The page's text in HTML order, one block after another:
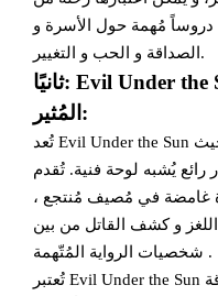
دروساً مُهمة حول الأسرة و
الصداقة و الحب و التغيير.
ثانيًا: Evil Under the Sun: لغز أغاثا كريستي
المُثير:
تُعد Evil Under the Sun من أهم روايات أغاثا كريستي ، حيث
يُشبه لوحة فنية. تُقدم
غامضة في مُصيف مُنتجع ،
و كشف القاتل من بين
شخصيات الرواية المُتّهمة .
تُعتبر Evil Under the Sun من أكثر روايات أغاثا كريستي مُشوقة